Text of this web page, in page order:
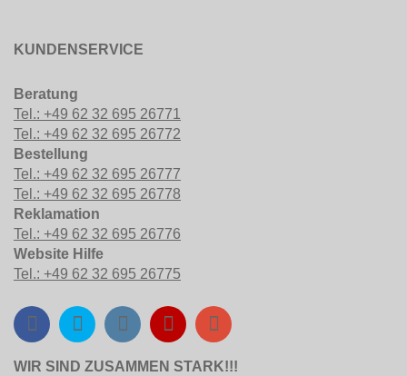
KUNDENSERVICE
Beratung
Tel.: +49 62 32 695 26771
Tel.: +49 62 32 695 26772
Bestellung
Tel.: +49 62 32 695 26777
Tel.: +49 62 32 695 26778
Reklamation
Tel.: +49 62 32 695 26776
Website Hilfe
Tel.: +49 62 32 695 26775
WIR SIND ZUSAMMEN STARK!!!